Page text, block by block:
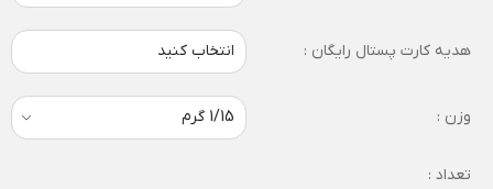
هدیه کارت پستال رایگان : انتخاب کنید
وزن :
تعداد :